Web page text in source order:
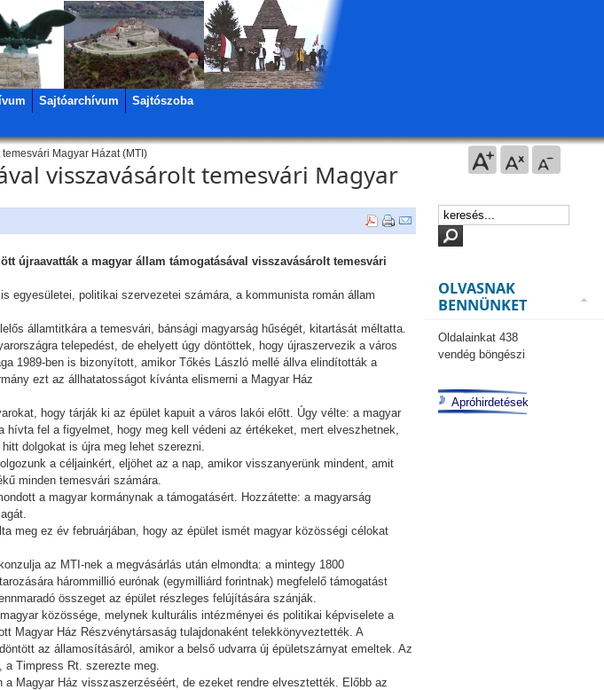
Sajtóarchívum
Sajtószoba
Magyar Házat (MTI)
visszavásárolt temesvári Magyar
újraavatták a magyar állam támogatásával visszavásárolt temesvári
egyesületei, politikai szervezetei számára, a kommunista román állam
államtitkára a temesvári, bánsági magyarság hűségét, kitartását méltatta.
telepedést, de ehelyett úgy döntöttek, hogy újraszervezik a város
1989-ben is bizonyított, amikor Tőkés László mellé állva elindították a
ezt az állhatatosságot kívánta elismerni a Magyar Ház
hogy tárják ki az épület kapuit a város lakói előtt. Úgy vélte: a magyar
fel a figyelmet, hogy meg kell védeni az értékeket, mert elveszhetnek,
dolgokat is újra meg lehet szerezni.
a céljainkért, eljöhet az a nap, amikor visszanyerünk mindent, amit
minden temesvári számára.
a magyar kormánynak a támogatásért. Hozzátette: a magyarság
meg ez év februárjában, hogy az épület ismét magyar közösségi célokat
az MTI-nek a megvásárlás után elmondta: a mintegy 1800
hárommillió eurónak (egymilliárd forintnak) megfelelő támogatást
összeget az épület részleges felújítására szánják.
közössége, melynek kulturális intézményei és politikai képviselete a
Magyar Ház Részvénytársaság tulajdonaként telekkönyveztették. A
az államosításáról, amikor a belső udvarra új épületszárnyat emeltek. Az
a Timpress Rt. szerezte meg.
Magyar Ház visszaszerzéséért, de ezeket rendre elvesztették. Előbb az
OLVASNAK
BENNÜNKET
Oldalainkat 438
vendég böngészi
Apróhirdetések